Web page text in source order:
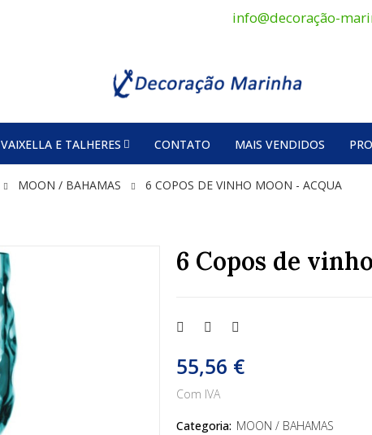
info@decoração-
VAIXELLA E TALHERES CONTATO MAIS VENDIDOS
MOON / BAHAMAS 6 COPOS DE VINHO MOON - ACQUA
6 Copos de
55,56 €
Com IVA
Categoria: MOON / BAHAMAS